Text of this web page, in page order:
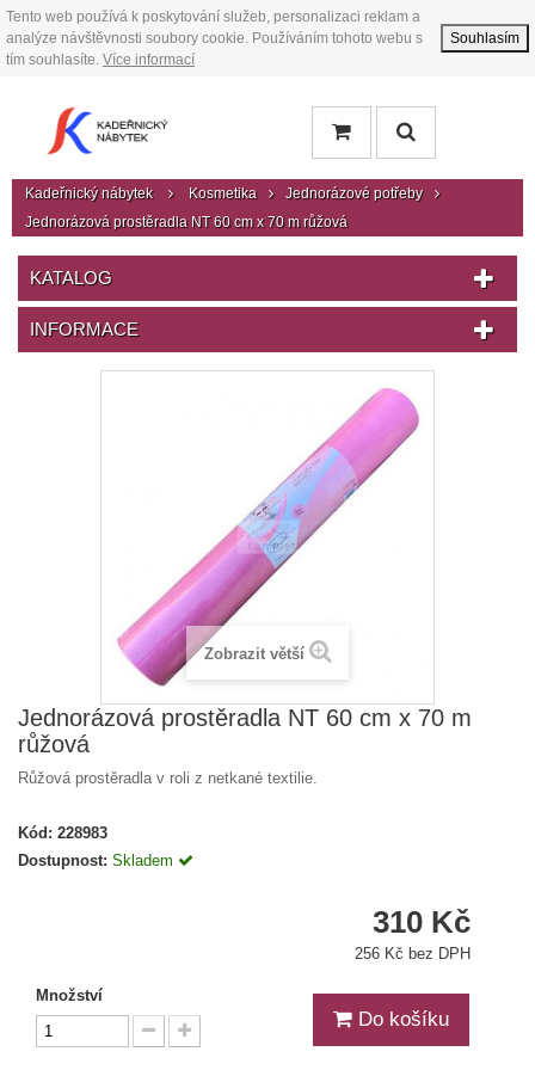
Tento web používá k poskytování služeb, personalizaci reklam a
analýze návštěvnosti soubory cookie. Používáním tohoto webu s
tím souhlasíte. Více informací
Souhlasím
Kadeřnický nábytek Kosmetika
Jednorázové potřeby
Jednorázová prostěradla NT 60 cm x 70 m růžová
KATALOG
INFORMACE
Zobrazit větší
Jednorázová prostěradla NT 60 cm x 70 m
růžová
Růžová prostěradla v roli z netkané textilie.
Kód: 228983
Dostupnost: Skladem
310 Kč
256 Kč bez DPH
Množství
Do košíku